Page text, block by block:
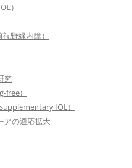
）
野緑内障）
究
free）
IOL）
アの適応拡大